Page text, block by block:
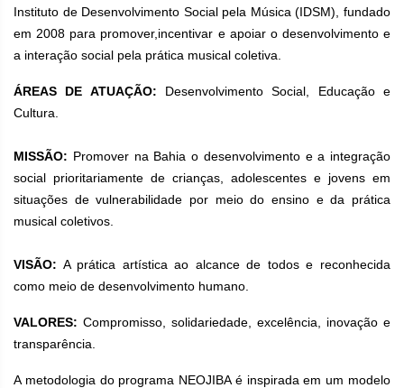
Instituto de Desenvolvimento Social pela Música (IDSM), fundado
em 2008 para promover,incentivar e apoiar o desenvolvimento e
a interação social pela prática musical coletiva.
ÁREAS DE ATUAÇÃO: Desenvolvimento Social, Educação e
Cultura.
MISSÃO: Promover na Bahia o desenvolvimento e a integração
social prioritariamente de crianças, adolescentes e jovens em
situações de vulnerabilidade por meio do ensino e da prática
musical coletivos.
VISÃO: A prática artística ao alcance de todos e reconhecida
como meio de desenvolvimento humano.
VALORES: Compromisso, solidariedade, excelência, inovação e
transparência.
A metodologia do programa NEOJIBA é inspirada em um modelo